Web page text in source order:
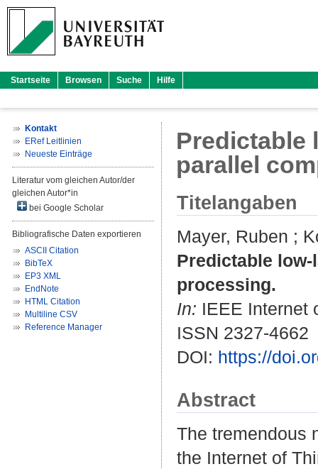
Startseite Browsen Suche Hilfe
Kontakt
ERef Leitlinien
Neueste Einträge
Literatur vom gleichen Autor/der
gleichen Autor*in
bei Google Scholar
Bibliografische Daten exportieren
ASCII Citation
BibTeX
EP3 XML
EndNote
HTML Citation
Multiline CSV
Reference Manager
Predictable
parallel
Titelangaben
Mayer, Ruben ;
Predictable
processing.
In: IEEE Internet
ISSN 2327-4662
DOI: https://
Abstract
The tremendous
the Internet of